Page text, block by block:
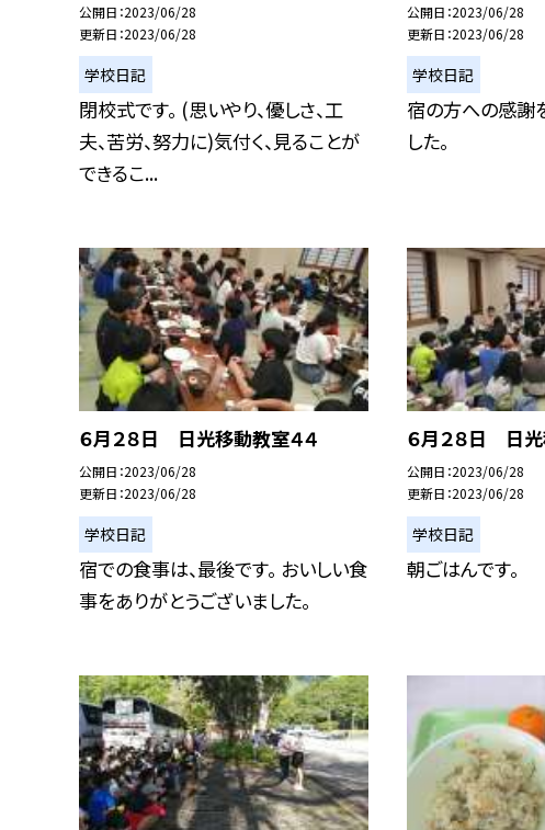
公開日 2023/06/28
更新日 2023/06/28
学校日記
閉校式です。 (思いやり、優しさ、工
夫、苦労、努力に)気付く、見ることが
できるこ...
公開日 2023/06/28
更新日 2023/06/28
学校日記
宿の方への感謝
した。
６月２８日 日光移動教室４４
公開日 2023/06/28
更新日 2023/06/28
学校日記
宿での食事は、最後です。 おいしい食
事をありがとうございました。
６月２８日 日光
公開日 2023/06/28
更新日 2023/06/28
学校日記
朝ごはんです。